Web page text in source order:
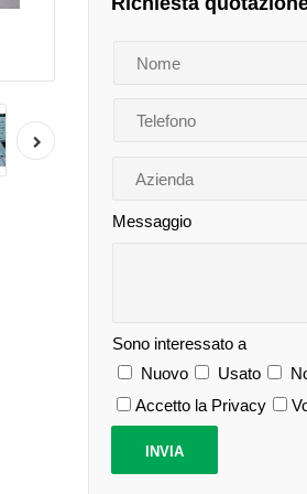
Messaggio
Sono interessato a
Nuovo
Usato
Accetto la Privacy